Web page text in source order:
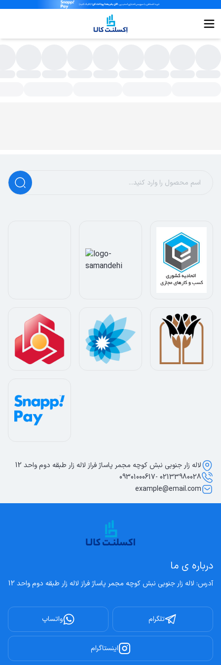
درباره ی ما
آدرس: لاله زار جنوبی نبش کوچه مجمر پاساژ فراز لاله زار طبقه دوم واحد 12
تلگرام واتساپ
اینستاگرام
لاله زار جنوبی نبش کوچه مجمر پاساژ فراز لاله زار طبقه دوم واحد 12
02133980028 -09301000617
example@email.com